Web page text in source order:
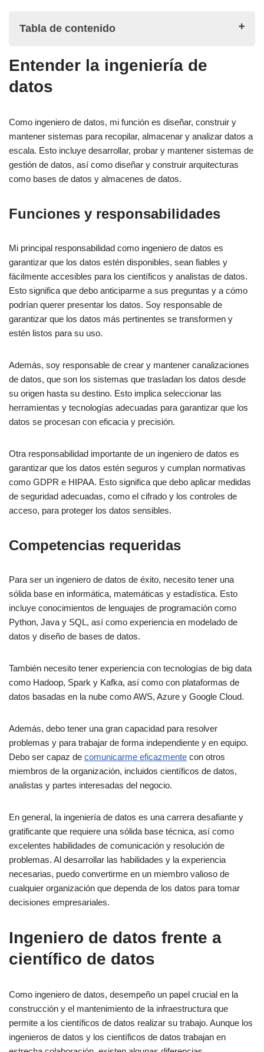
Tabla de contenido
Entender la ingeniería de datos
Competencias requeridas
Ingeniero de datos frente a científico de datos
Responsabilidades
Habilidades
Educación y formación
Requisitos de titulación
Certificaciones
Habilidades especializadas
pertinentes
Experiencia práctica
Prácticas
Proyectos
Estrategias de búsqueda de empleo
Red
Consejos para la entrevista
Salario de los ingenieros de datos
Salario medio de los ingenieros de datos principiantes
Referencias salariales para ingenieros de datos de nivel
Considerar los beneficios y ventajas no salariales
Progresión profesional
Puestos de nivel básico a superior
Formación continua
Cierre
Lea también
Otras referencias:
Entender la ingeniería de
datos
Como ingeniero de datos, mi función es diseñar, construir y
mantener sistemas para recopilar, almacenar y analizar datos a
escala. Esto incluye desarrollar, probar y mantener sistemas de
gestión de datos, así como diseñar y construir arquitecturas
como bases de datos y almacenes de datos.
Funciones y responsabilidades
Mi principal responsabilidad como ingeniero de datos es
garantizar que los datos estén disponibles, sean fiables y
fácilmente accesibles para los científicos y analistas de datos.
Esto significa que debo anticiparme a sus preguntas y a cómo
podrían querer presentar los datos. Soy responsable de
garantizar que los datos más pertinentes se transformen y
estén listos para su uso.
Además, soy responsable de crear y mantener canalizaciones
de datos, que son los sistemas que trasladan los datos desde
su origen hasta su destino. Esto implica seleccionar las
herramientas y tecnologías adecuadas para garantizar que los
datos se procesan con eficacia y precisión.
Otra responsabilidad importante de un ingeniero de datos es
garantizar que los datos estén seguros y cumplan normativas
como GDPR e HIPAA. Esto significa que debo aplicar medidas
de seguridad adecuadas, como el cifrado y los controles de
acceso, para proteger los datos sensibles.
Competencias requeridas
Para ser un ingeniero de datos de éxito, necesito tener una
sólida base en informática, matemáticas y estadística. Esto
incluye conocimientos de lenguajes de programación como
Python, Java y SQL, así como experiencia en modelado de
datos y diseño de bases de datos.
También necesito tener experiencia con tecnologías de big data
como Hadoop, Spark y Kafka, así como con plataformas de
datos basadas en la nube como AWS, Azure y Google Cloud.
Además, debo tener una gran capacidad para resolver
problemas y para trabajar de forma independiente y en equipo.
Debo ser capaz de comunicarme eficazmente con otros
miembros de la organización, incluidos científicos de datos,
analistas y partes interesadas del negocio.
En general, la ingeniería de datos es una carrera desafiante y
gratificante que requiere una sólida base técnica, así como
excelentes habilidades de comunicación y resolución de
problemas. Al desarrollar las habilidades y la experiencia
necesarias, puedo convertirme en un miembro valioso de
cualquier organización que dependa de los datos para tomar
decisiones empresariales.
Ingeniero de datos frente a
científico de datos
Como ingeniero de datos, desempeño un papel crucial en la
construcción y el mantenimiento de la infraestructura que
permite a los científicos de datos realizar su trabajo. Aunque los
ingenieros de datos y los científicos de datos trabajan en